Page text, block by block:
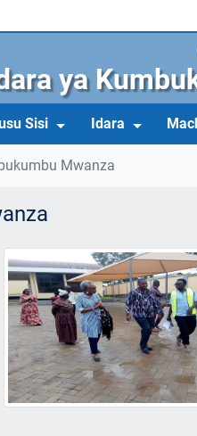
ya
Sisi Idara
Mwanza